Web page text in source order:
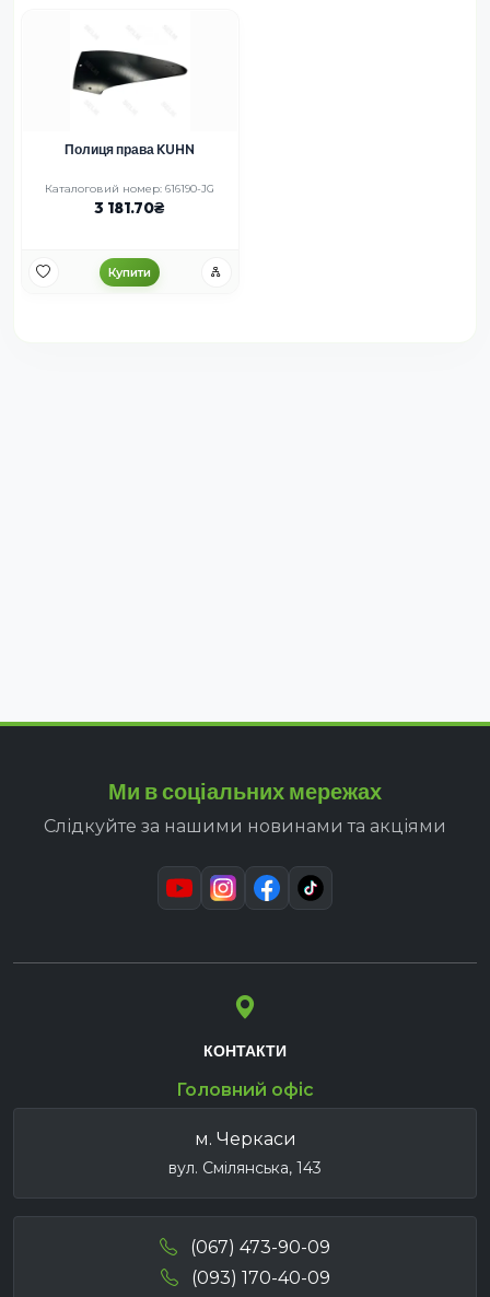
Полиця права KUHN
Каталоговий номер: 616190-JG
3 181.70
Купити
Ми в соціальних мережах
Слідкуйте за нашими новинами та акціями
КОНТАКТИ
Головний офіс
м. Черкаси
вул. Смілянська, 143
(067) 473-90-09
(093) 170-40-09